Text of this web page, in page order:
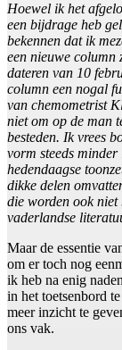
Hoewel ik het
een bijdrage heb
bekennen dat ik
een nieuwe column
dateren van 10
column een nogal
van chemometrist
niet om op de man
besteden. Ik vrees
vorm steeds minder
hedendaagse
dikke delen
die worden ook niet
vaderlandse
Maar de essentie
om er toch nog
ik heb na enig
in het toetsenbord
meer inzicht te
ons vak.